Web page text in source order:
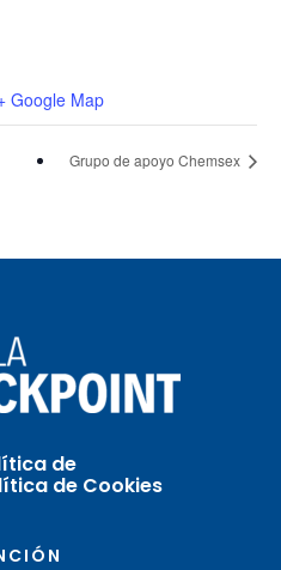
Google Map
Grupo de apoyo Chemsex
de
de Cookies